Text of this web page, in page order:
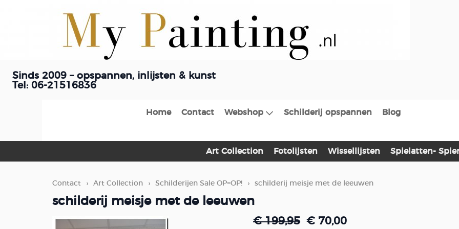
Sinds 2009 – opspannen, inlijsten & kunst
Tel: 06-21516836
Home Contact Webshop Schilderij opspannen Blog
Art Collection Fotolijsten Wissellijsten Spielatten-
Contact › Art Collection › Schilderijen Sale OP=OP! › schilderij meisje met de leeuwen
schilderij meisje met de leeuwen
€ 199,95 € 70,00